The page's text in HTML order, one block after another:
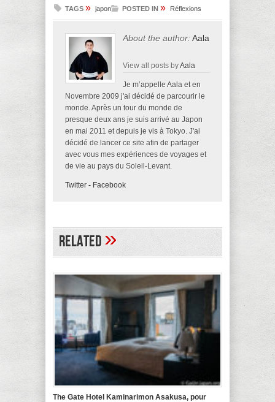
TAGS » japon POSTED IN » Réflexions
About the author:Aala
View all posts byAala
Je m’appelle Aala et en
Novembre 2009 j'ai décidé de parcourir le
monde. Après un tour du monde de
presque deux ans je suis arrivé au Japon
en mai 2011 et depuis je vis à Tokyo. J'ai
décidé de lancer ce site afin de partager
avec vous mes expériences de voyages et
de vie au pays du Soleil-Levant.
Twitter - Facebook
Related»
The Gate Hotel Kaminarimon Asakusa, pour